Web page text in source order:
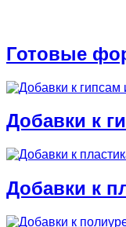
Готовые
Добавки к
Добавки к